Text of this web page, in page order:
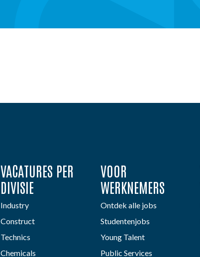
VACATURES PER
DIVISIE
Industry
Construct
Technics
Chemicals
VOOR
WERKNEMERS
Ontdek alle jobs
Studentenjobs
Young Talent
Public Services